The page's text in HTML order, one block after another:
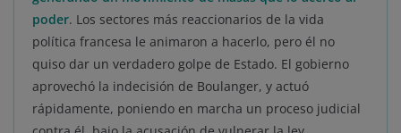
poder. Los sectores más reaccionarios de la vida
política francesa le animaron a hacerlo, pero él no
quiso dar un verdadero golpe de Estado. El gobierno
aprovechó la indecisión de Boulanger, y actuó
rápidamente, poniendo en marcha un proceso judicial